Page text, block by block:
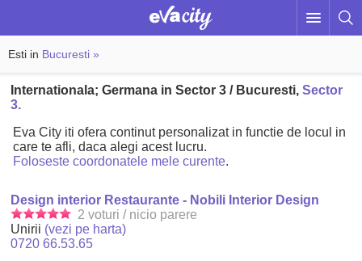
Esti in Bucuresti »
Internationala; Germana in Sector 3 / Bucuresti,Sector
3.
Eva City iti ofera continut personalizat in functie de locul in
care te afli, daca alegi acest lucru.
Foloseste coordonatele mele curente.
Design interior Restaurante - Nobili Interior Design
2 voturi / nicio parere
Unirii (vezi pe harta)
0720 66.53.65